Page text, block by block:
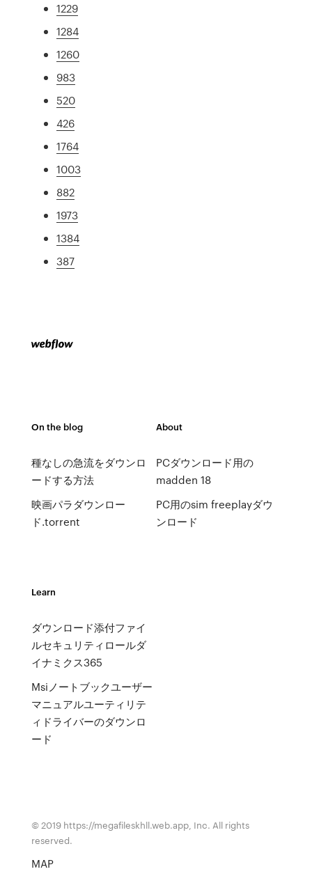
1229
1284
1260
983
520
426
1764
1003
882
1973
1384
387
On the blog
種なしの急流をダウンロ
ードする方法
映画パラダウンロー
ド.torrent
About
PCダウンロード用の
madden 18
PC用のsim freeplayダウ
ンロード
Learn
ダウンロード添付ファイ
ルセキュリティロールダ
イナミクス365
Msiノートブックユーザー
マニュアルユーティリテ
ィドライバーのダウンロ
ード
© 2019 https://megafileskhll.web.app, Inc. All rights
reserved.
MAP